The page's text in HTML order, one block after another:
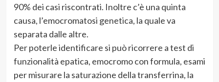
90% dei casi riscontrati. Inoltre c’è una quinta
causa, l’emocromatosi genetica, la quale va
separata dalle altre.
Per poterle identificare si può ricorrere a test di
funzionalità epatica, emocromo con formula, esami
per misurare la saturazione della transferrina, la